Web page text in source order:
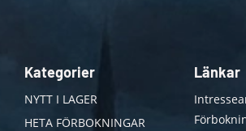
Kategorier
NYTT I LAGER
HETA FÖRBOKNINGAR
Länkar